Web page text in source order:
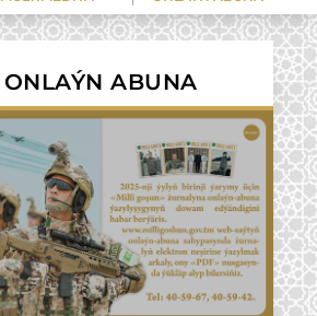
ONLAÝN ABUNA